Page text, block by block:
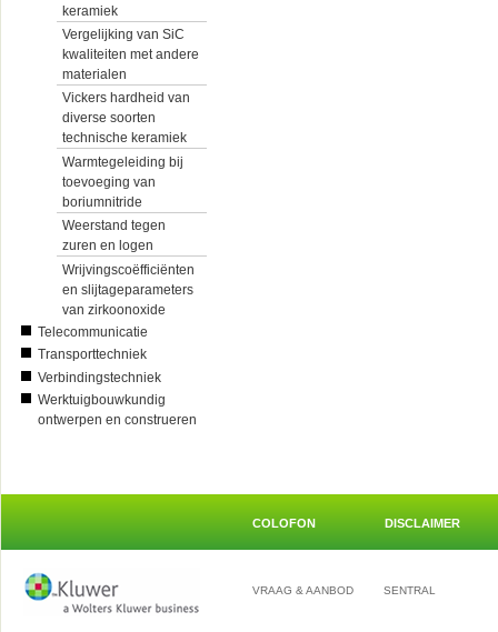
keramiek
Vergelijking van SiC
kwaliteiten met andere
materialen
Vickers hardheid van
diverse soorten
technische keramiek
Warmtegeleiding bij
toevoeging van
boriumnitride
Weerstand tegen
zuren en logen
Wrijvingscoëfficiënten
en slijtageparameters
van zirkoonoxide
Telecommunicatie
Transporttechniek
Verbindingstechniek
Werktuigbouwkundig
ontwerpen en construeren
COLOFON DISCLAIMER
VRAAG & AANBOD SENTRAL